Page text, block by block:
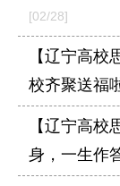
[02/28]
【辽宁高
校齐聚送福
【辽宁高
身，一生作